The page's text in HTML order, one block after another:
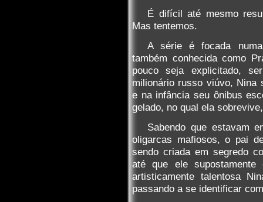
É difícil até mesmo
Mas tentemos.
A série é focada numa
também conhecida como
pouco seja explicitado,
milionário russo viúvo, Nina
e na infância seu ônibus
gelado, no qual ela
Sabendo que estavam
oligarcas mafiosos, o pai
sendo criada em segredo
até que ele
artisticamente talentosa
passando a se identificar